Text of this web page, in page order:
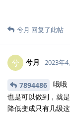
兮月 回复了此帖
兮 兮月 2023年4
7894486
哦哦
也是可以做到，就
降低变成只有几级